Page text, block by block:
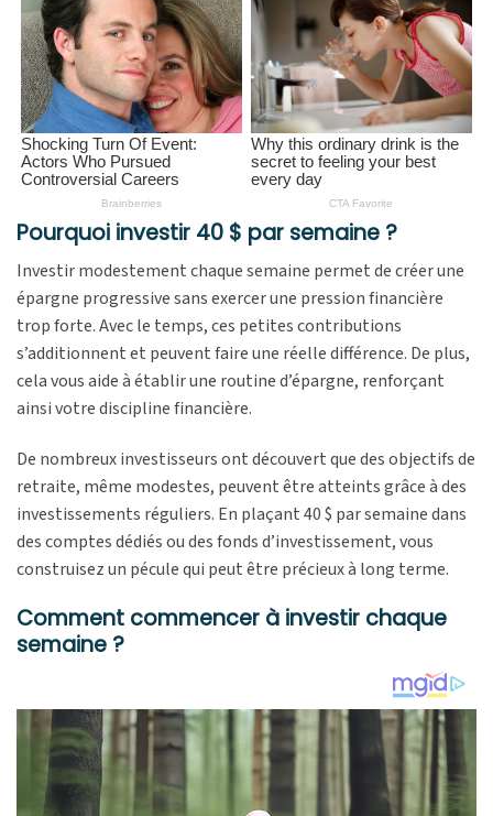
Pourquoi investir 40 $ par semaine ?
Investir modestement chaque semaine permet de créer une
épargne progressive sans exercer une pression financière
trop forte. Avec le temps, ces petites contributions
s’additionnent et peuvent faire une réelle différence. De plus,
cela vous aide à établir une routine d’épargne, renforçant
ainsi votre discipline financière.
De nombreux investisseurs ont découvert que des objectifs de
retraite, même modestes, peuvent être atteints grâce à des
investissements réguliers. En plaçant 40 $ par semaine dans
des comptes dédiés ou des fonds d’investissement, vous
construisez un pécule qui peut être précieux à long terme.
Comment commencer à investir chaque
semaine ?